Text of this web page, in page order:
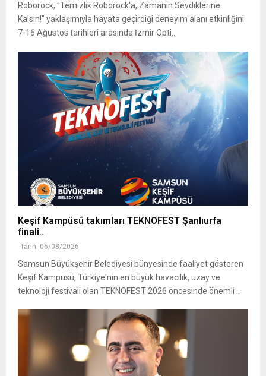
Roborock, "Temizlik Roborock'a, Zamanın Sevdiklerine
Kalsın!" yaklaşımıyla hayata geçirdiği deneyim alanı etkinliğini
7-16 Ağustos tarihleri arasında İzmir Opti..
Keşif Kampüsü takımları TEKNOFEST Şanlıurfa
finali..
Tarih: 06/08/2026
Samsun Büyükşehir Belediyesi bünyesinde faaliyet gösteren
Keşif Kampüsü, Türkiye'nin en büyük havacılık, uzay ve
teknoloji festivali olan TEKNOFEST 2026 öncesinde önemli ..